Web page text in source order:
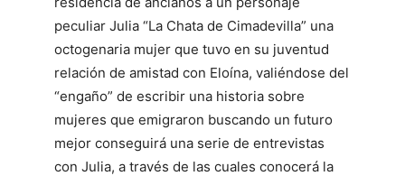
peculiar Julia “La Chata de Cimadevilla” una
octogenaria mujer que tuvo en su juventud
relación de amistad con Eloína, valiéndose del
“engaño” de escribir una historia sobre
mujeres que emigraron buscando un futuro
mejor conseguirá una serie de entrevistas
con Julia, a través de las cuales conocerá la